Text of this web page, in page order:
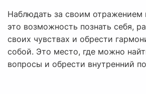
Наблюдать за своим отражением
это возможность познать себя,
своих чувствах и обрести
собой. Это место, где можно
вопросы и обрести внутренний